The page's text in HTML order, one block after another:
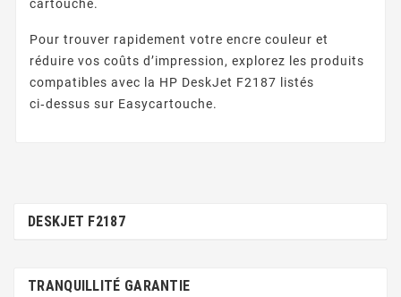
cartouche.
Pour trouver rapidement votre encre couleur et
réduire vos coûts d’impression, explorez les produits
compatibles avec la HP DeskJet F2187 listés
ci‑dessus sur Easycartouche.
DESKJET F2187
TRANQUILLITÉ GARANTIE